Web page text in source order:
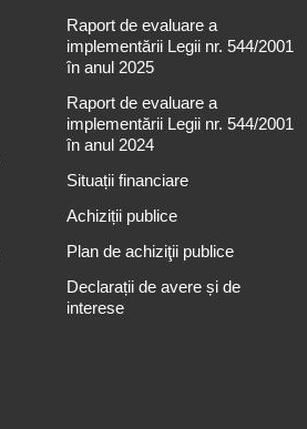
Raport de evaluare a
implementării Legii nr. 544/2001
în anul 2025
Raport de evaluare a
implementării Legii nr. 544/2001
în anul 2024
Situații financiare
Achiziții publice
Plan de achiziţii publice
Declarații de avere și de
interese